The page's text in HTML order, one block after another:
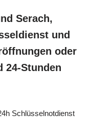
Serach,
und
oder
24-Stunden
Schlüsselnotdienst